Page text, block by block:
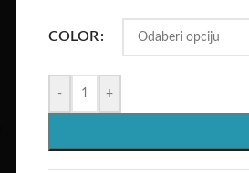
COLOR
- +